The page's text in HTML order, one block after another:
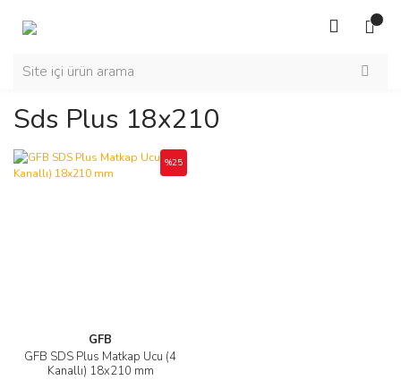
Sds Plus 18x210
GFB
GFB SDS Plus Matkap Ucu (4
Kanallı) 18x210 mm
%25